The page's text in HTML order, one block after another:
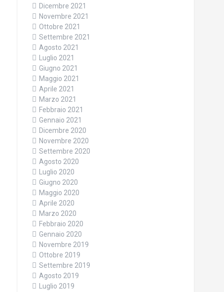
Dicembre 2021
Novembre 2021
Ottobre 2021
Settembre 2021
Agosto 2021
Luglio 2021
Giugno 2021
Maggio 2021
Aprile 2021
Marzo 2021
Febbraio 2021
Gennaio 2021
Dicembre 2020
Novembre 2020
Settembre 2020
Agosto 2020
Luglio 2020
Giugno 2020
Maggio 2020
Aprile 2020
Marzo 2020
Febbraio 2020
Gennaio 2020
Novembre 2019
Ottobre 2019
Settembre 2019
Agosto 2019
Luglio 2019